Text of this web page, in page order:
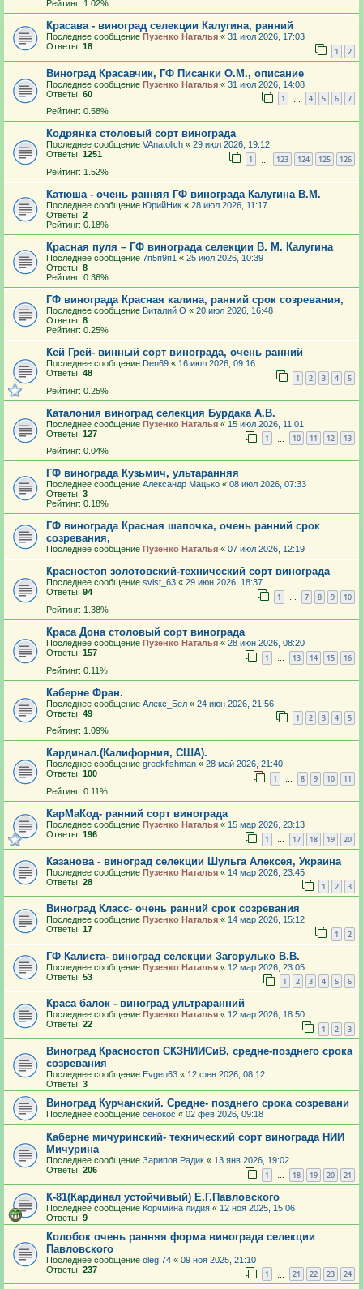
Рейтинг: 1.02%
Красава - виноград селекции Калугина, ранний
Последнее сообщение Пузенко Наталья « 31 июл 2026, 17:03
Ответы: 18 1 2
Виноград Красавчик, ГФ Писанки О.М., описание
Последнее сообщение Пузенко Наталья « 31 июл 2026, 14:08
Ответы: 60 1 4 5 6 7
Рейтинг: 0.58%
Кодрянка столовый сорт винограда
Последнее сообщение VAnatolich « 29 июл 2026, 19:12
Ответы: 1251 1 123 124 125 126
Рейтинг: 1.52%
Катюша - очень ранняя ГФ винограда Калугина В.М.
Последнее сообщение ЮрийНик « 28 июл 2026, 11:17
Ответы: 2
Рейтинг: 0.18%
Красная пуля – ГФ винограда селекции В. М. Калугина
Последнее сообщение 7п5п9п1 « 25 июл 2026, 10:39
Ответы: 8
Рейтинг: 0.36%
ГФ винограда Красная калина, ранний срок созревания,
Последнее сообщение Виталий О « 20 июл 2026, 16:48
Ответы: 8
Рейтинг: 0.25%
Кей Грей- винный сорт винограда, очень ранний
Последнее сообщение Den69 « 16 июл 2026, 09:16
Ответы: 48 1 2 3 4 5
Рейтинг: 0.25%
Каталония виноград селекция Бурдака А.В.
Последнее сообщение Пузенко Наталья « 15 июл 2026, 11:01
Ответы: 127 1 10 11 12 13
Рейтинг: 0.04%
ГФ винограда Кузьмич, ультаранняя
Последнее сообщение Александр Мацько « 08 июл 2026, 07:33
Ответы: 3
Рейтинг: 0.18%
ГФ винограда Красная шапочка, очень ранний срок
созревания,
Последнее сообщение Пузенко Наталья « 07 июл 2026, 12:19
Красностоп золотовский-технический сорт винограда
Последнее сообщение svist_63 « 29 июн 2026, 18:37
Ответы: 94 1 … 7 8 9 10
Рейтинг: 1.38%
Краса Дона столовый сорт винограда
Последнее сообщение Пузенко Наталья « 28 июн 2026, 08:20
Ответы: 157 1 … 13 14 15 16
Рейтинг: 0.11%
Каберне Фран.
Последнее сообщение Алекс_Бел « 24 июн 2026, 21:56
Ответы: 49 1 2 3 4 5
Рейтинг: 1.09%
Кардинал.(Калифорния, США).
Последнее сообщение greekfishman « 28 май 2026, 21:40
Ответы: 100 1 … 8 9 10 11
Рейтинг: 0.11%
КарМаКод- ранний сорт винограда
Последнее сообщение Пузенко Наталья « 15 мар 2026, 23:13
Ответы: 196 1 17 18 19 20
Казанова - виноград селекции Шульга Алексея, Украина
Последнее сообщение Пузенко Наталья « 14 мар 2026, 23:45
Ответы: 28 1 2 3
Виноград Класс- очень ранний срок созревания
Последнее сообщение Пузенко Наталья « 14 мар 2026, 15:12
Ответы: 17 1 2
ГФ Калиста- виноград селекции Загорулько В.В.
Последнее сообщение Пузенко Наталья « 12 мар 2026, 23:05
Ответы: 53 1 2 3 4 5 6
Краса балок - виноград ультраранний
Последнее сообщение Пузенко Наталья « 12 мар 2026, 18:50
Ответы: 22 1 2 3
Виноград Красностоп СКЗНИИСиВ, средне-позднего срока
созревания
Последнее сообщение Evgen63 « 12 фев 2026, 08:12
Ответы: 3
Виноград Курчанский. Средне- позднего срока созревани
Последнее сообщение сенокос « 02 фев 2026, 09:18
Каберне мичуринский- технический сорт винограда НИИ
Мичурина
Последнее сообщение Зарипов Радик « 13 янв 2026, 19:02
Ответы: 206 1 … 18 19 20 21
К-81(Кардинал устойчивый) Е.Г.Павловского
Последнее сообщение Корчмина лидия « 12 ноя 2025, 15:06
Ответы: 9
Колобок очень ранняя форма винограда селекции
Павловского
Последнее сообщение oleg 74 « 09 ноя 2025, 21:10
Ответы: 237 1 21 22 23 24